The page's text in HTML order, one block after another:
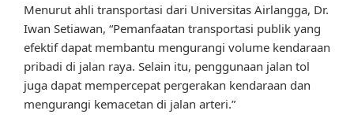
Menurut ahli transportasi dari Universitas Airlangga, Dr.
Iwan Setiawan, “Pemanfaatan transportasi publik yang
efektif dapat membantu mengurangi volume kendaraan
pribadi di jalan raya. Selain itu, penggunaan jalan tol
juga dapat mempercepat pergerakan kendaraan dan
mengurangi kemacetan di jalan arteri.”